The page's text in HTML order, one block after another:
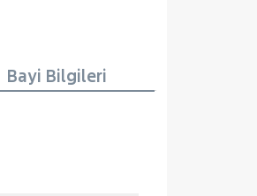
Bayi Bilgileri